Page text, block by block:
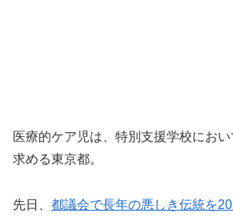
医療的ケア児は、特別支援学校にお
求める東京都。
先日、 都議会で長年の悪しき伝統を